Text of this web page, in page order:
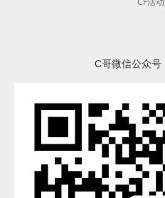
C哥微信公众号